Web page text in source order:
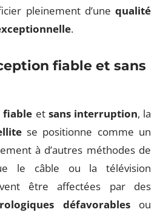
pleinement d’une qualité
.
fiable et sans
fiable et sans interruption, la
se positionne comme un
à d’autres méthodes de
le câble ou la télévision
être affectées par des
défavorablesou